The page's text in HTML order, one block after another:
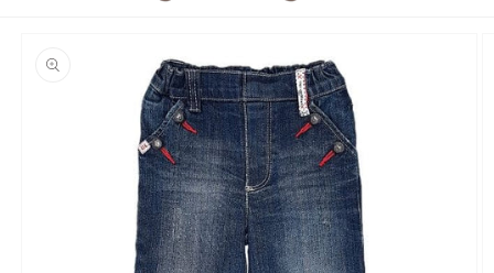
informations produits